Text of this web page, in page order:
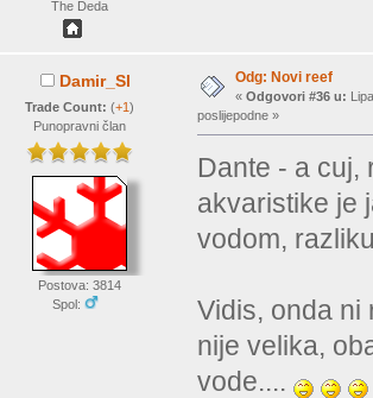
The Deda
Damir_Sl
Trade Count: (+1)
Punopravni član
Postova: 3814
Spol:
Odg: Novi reef
« Odgovori #36 u:
poslijepodne »
Dante - a cuj,
akvaristike je
vodom,
Vidis, onda ni
nije velika,
vode....